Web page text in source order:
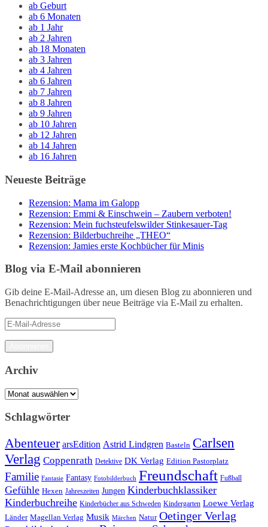
ab Geburt
ab 6 Monaten
ab 1 Jahr
ab 2 Jahren
ab 18 Monaten
ab 3 Jahren
ab 4 Jahren
ab 6 Jahren
ab 7 Jahren
ab 8 Jahren
ab 9 Jahren
ab 10 Jahren
ab 12 Jahren
ab 14 Jahren
ab 16 Jahren
Neueste Beiträge
Rezension: Mama im Galopp
Rezension: Emmi & Einschwein – Zaubern verboten!
Rezension: Mein fuchsteufelswilder Stinkesauer-Tag
Rezension: Bilderbuchreihe „THEO“
Rezension: Jamies erste Kochbücher für Minis
Blog via E-Mail abonnieren
Gib deine E-Mail-Adresse an, um diesen Blog zu abonnieren und
Benachrichtigungen über neue Beiträge via E-Mail zu erhalten.
E-
Mail-
Adresse
Archiv
Archiv
Schlagwörter
Abenteuer arsEdition Astrid Lindgren Basteln Carlsen
Verlag Coppenrath Detektive DK Verlag Edition Pastorplatz
Familie Fantasie Fantasy Fotobilderbuch Freundschaft Fußball
Gefühle Hexen Jahreszeiten Jungen Kinderbuchklassiker
Kinderbuchreihe Kinderbücher aus Schweden Kindergarten Loewe Verlag
Länder Magellan Verlag Musik Märchen Natur Oetinger Verlag